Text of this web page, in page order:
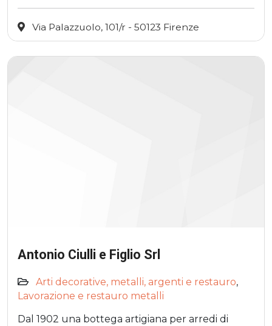
Via Palazzuolo, 101/r - 50123 Firenze
Antonio Ciulli e Figlio Srl
Arti decorative, metalli, argenti e restauro,
Lavorazione e restauro metalli
Dal 1902 una bottega artigiana per arredi di